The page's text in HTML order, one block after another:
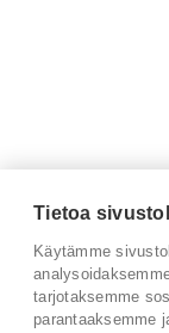
Tietoa
Käytämme
tarjotaksemme
parantaaksemme